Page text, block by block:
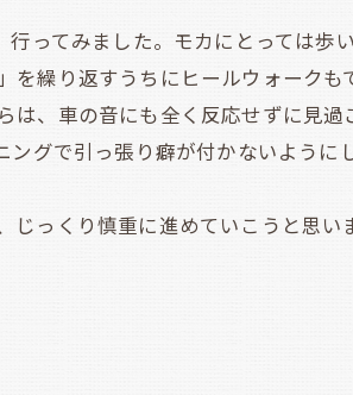
ってみました。モカにとっては歩
繰り返すうちにヒールウォークも
、車の音にも全く反応せずに見過
グで引っ張り癖が付かないように
っくり慎重に進めていこうと思い